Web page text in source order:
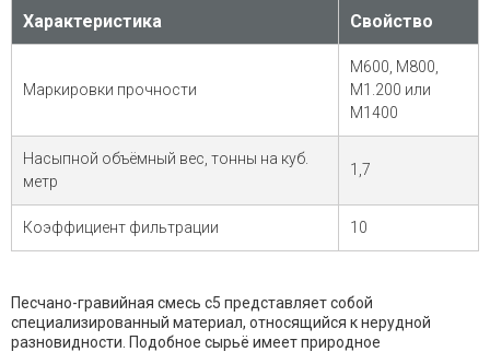
Характеристика Свойство
Маркировки прочности
М600, М800,
М1.200 или
М1400
Насыпной объёмный вес, тонны на куб.
метр
1,7
Коэффициент фильтрации 10
Песчано-гравийная смесь с5 представляет собой
специализированный материал, относящийся к нерудной
разновидности. Подобное сырьё имеет природное